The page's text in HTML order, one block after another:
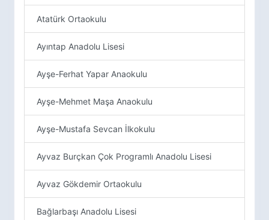
Atatürk Ortaokulu
Ayıntap Anadolu Lisesi
Ayşe-Ferhat Yapar Anaokulu
Ayşe-Mehmet Maşa Anaokulu
Ayşe-Mustafa Sevcan İlkokulu
Ayvaz Burçkan Çok Programlı Anadolu Lisesi
Ayvaz Gökdemir Ortaokulu
Bağlarbaşı Anadolu Lisesi